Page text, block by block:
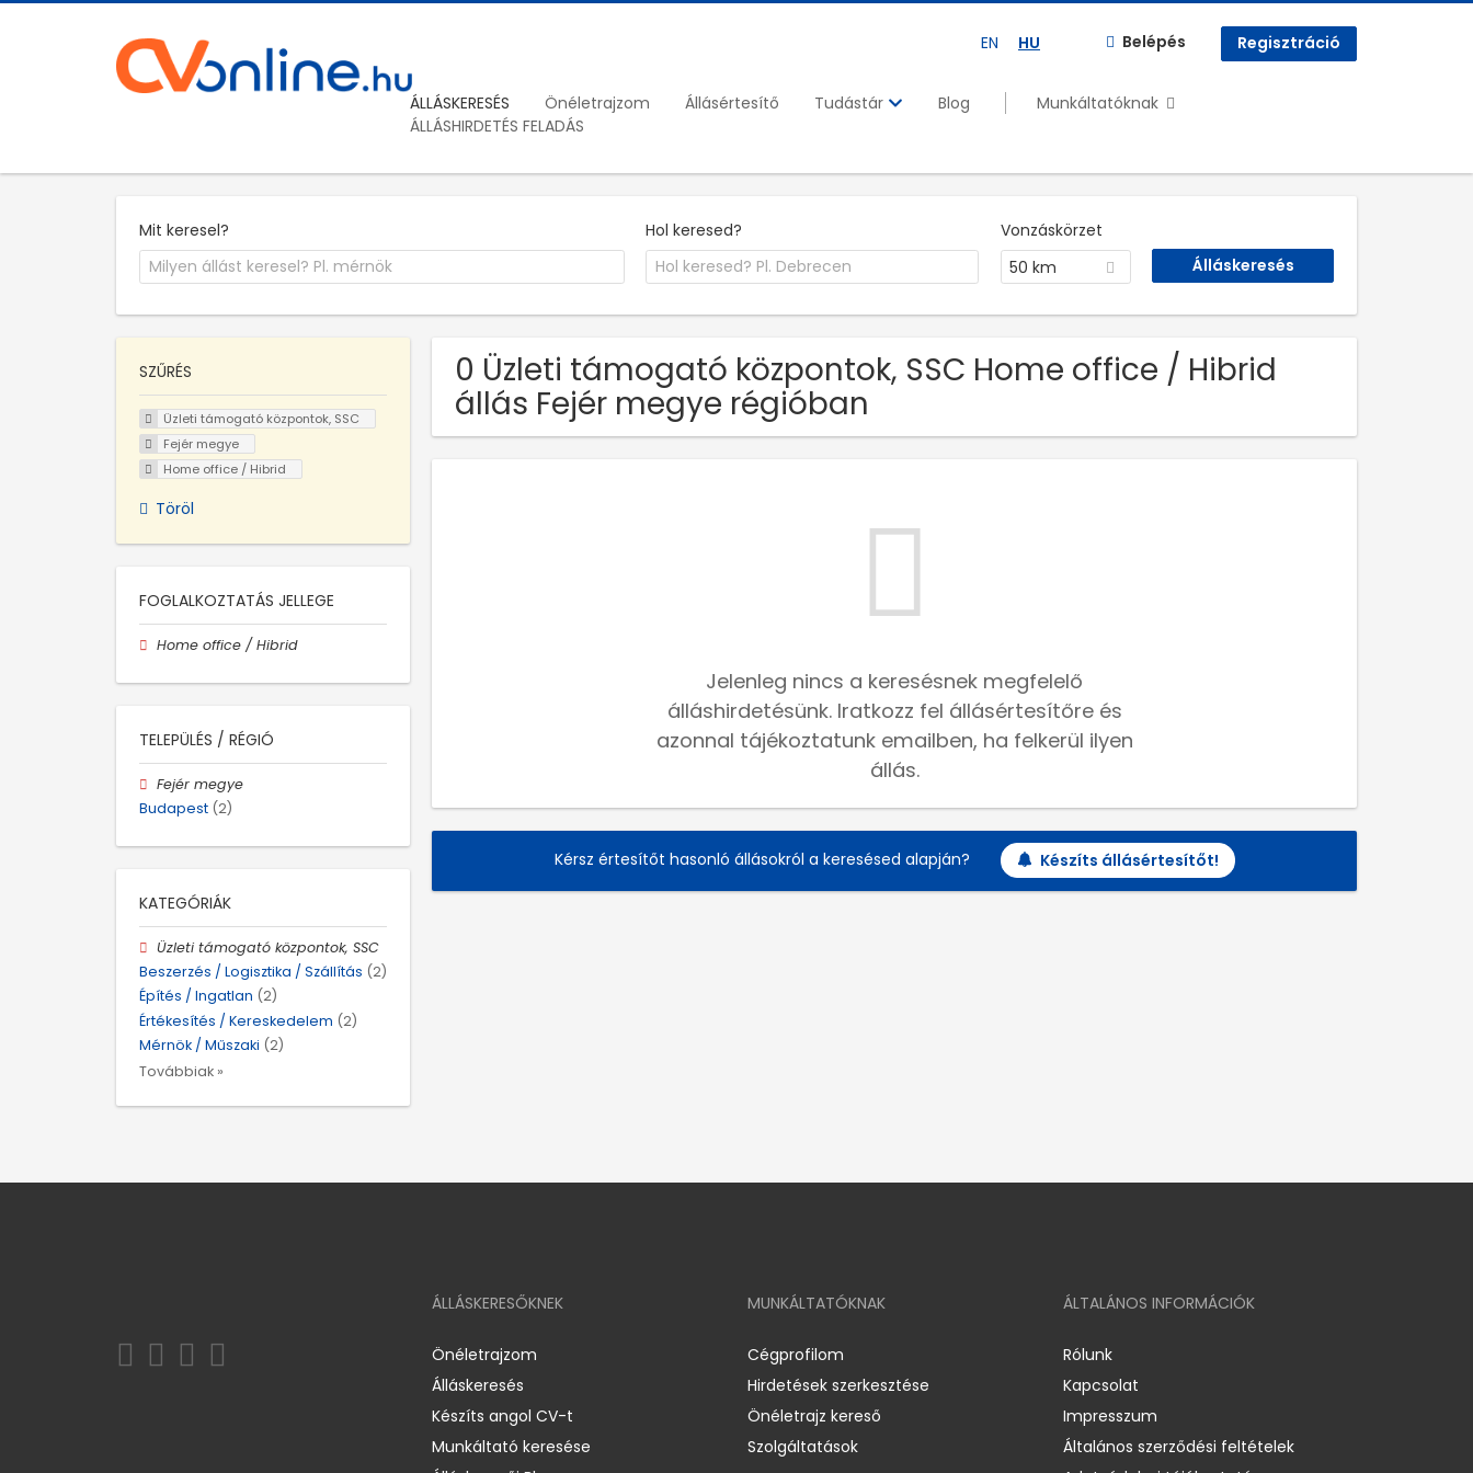
EN HU Belépés Regisztráció
ÁLLÁSKERESÉS Önéletrajzom Állásértesítő Tudástár Blog
Munkáltatóknak
ÁLLÁSHIRDETÉS FELADÁS
Mit keresel? Hol keresed?
Vonzáskörzet
50 km
0 Üzleti támogató központok, SSC Home office / Hibrid
állás Fejér megye régióban
Jelenleg nincs a keresésnek megfelelő
álláshirdetésünk. Iratkozz fel állásértesítőre és
azonnal tájékoztatunk emailben, ha felkerül ilyen
állás.
Kérsz értesítőt hasonló állásokról a keresésed alapján? Készíts állásértesítőt!
SZŰRÉS
Üzleti támogató központok, SSC
Fejér megye
Home office / Hibrid
Töröl
FOGLALKOZTATÁS JELLEGE
Home office / Hibrid
TELEPÜLÉS / RÉGIÓ
Fejér megye
Budapest (2)
KATEGÓRIÁK
Üzleti támogató központok, SSC
Beszerzés / Logisztika / Szállítás (2)
Építés / Ingatlan (2)
Értékesítés / Kereskedelem (2)
Mérnök / Műszaki (2)
Továbbiak »
ÁLLÁSKERESŐKNEK
Önéletrajzom
Álláskeresés
Készíts angol CV-t
Munkáltató keresése
MUNKÁLTATÓKNAK
Cégprofilom
Hirdetések szerkesztése
Önéletrajz kereső
Szolgáltatások
ÁLTALÁNOS INFORMÁCIÓK
Rólunk
Kapcsolat
Impresszum
Általános szerződési feltételek